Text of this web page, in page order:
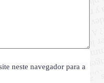
neste navegador para a